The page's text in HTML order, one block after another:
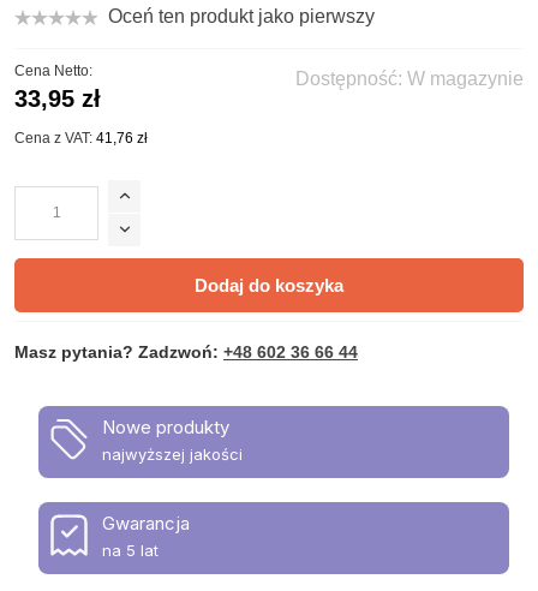
Oceń ten produkt jako pierwszy
Dostępność: W magazynie
Cena Netto:
33,95 zł
Cena z VAT: 41,76 zł
Dodaj do koszyka
Masz pytania? Zadzwoń: +48 602 36 66 44
Nowe produkty
najwyższej jakości
Gwarancja
na 5 lat